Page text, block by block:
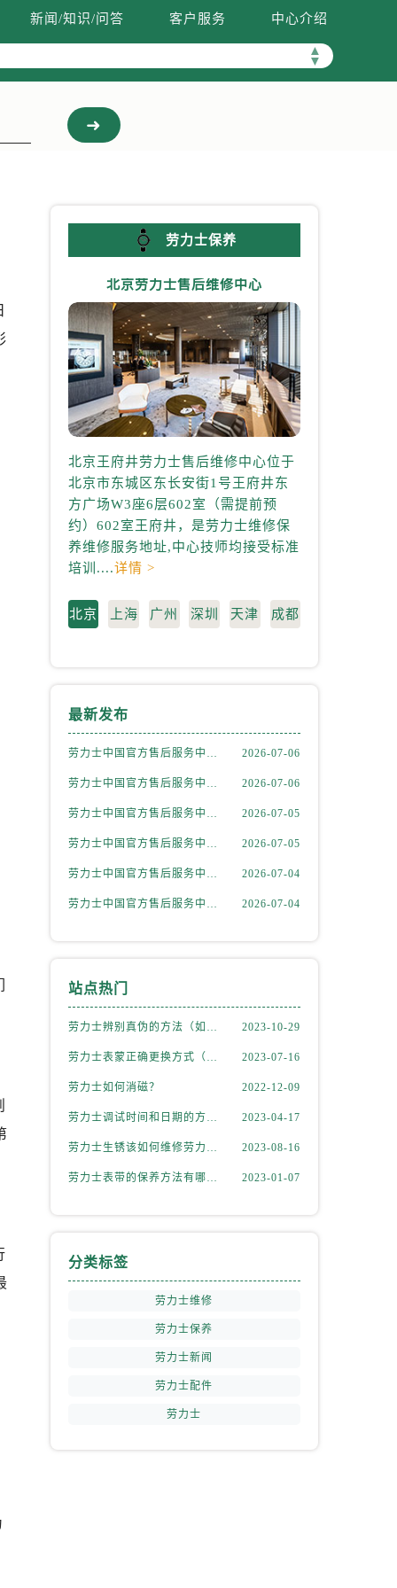
新闻/知识/问答 客户服务 中心介绍
▲
▼
预约）
劳力士保养
北京劳力士售后维修中心
北京王府井劳力士售后维修中心位于
北京市东城区东长安街1号王府井东
方广场W3座6层602室（需提前预
约）602室王府井，是劳力士维修保
养维修服务地址,中心技师均接受标准
培训....详情 >
北京 上海 广州 深圳 天津 成都
最新发布
劳力士中国官方售后服务中心｜详细官方热线及维修地址权威信息通知（2026年7月最新） 2026-07-06
劳力士中国官方售后服务中心｜详细地址及售后服务电话权威信息通知（2026年7月最新） 2026-07-06
劳力士中国官方售后服务中心｜最新热线和详细网点地址权威信息通告（2026年7月最新） 2026-07-05
劳力士中国官方售后服务中心｜官方电话和完整维修地址权威信息通知（2026年7月最新） 2026-07-05
劳力士中国官方售后服务中心｜最新电话和详细维修地址权威信息通告（2026年7月最新） 2026-07-04
劳力士中国官方售后服务中心｜最新网点地址及电话权威信息声明（2026年7月最新） 2026-07-04
站点热门
劳力士辨别真伪的方法（如何判断劳力士的真假） 2023-10-29
劳力士表蒙正确更换方式（劳力士表蒙更换知识） 2023-07-16
劳力士如何消磁？ 2022-12-09
劳力士调试时间和日期的方法（劳力士该如何调试） 2023-04-17
劳力士生锈该如何维修劳力士（劳力士生锈怎么处理） 2023-08-16
劳力士表带的保养方法有哪些？ 2023-01-07
分类标签
劳力士维修
劳力士保养
劳力士新闻
劳力士配件
劳力士